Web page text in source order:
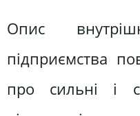
Опис
підприємства
про сильні і